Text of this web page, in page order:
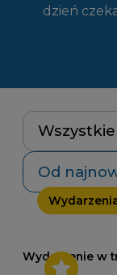
dzień
Wszystkie
Od
Wydarzenie w